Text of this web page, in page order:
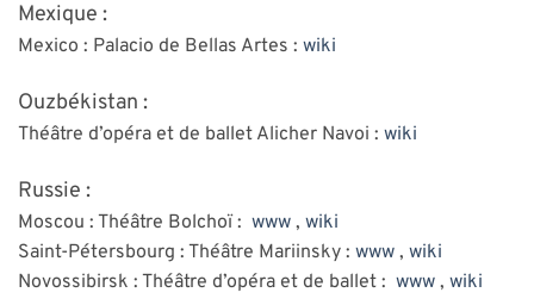
Mexique :
Mexico : Palacio de Bellas Artes : wiki
Ouzbékistan :
Théâtre d’opéra et de ballet Alicher Navoi : wiki
Russie :
Moscou : Théâtre Bolchoï : www , wiki
Saint-Pétersbourg : Théâtre Mariinsky : www , wiki
Novossibirsk : Théâtre d’opéra et de ballet : www , wiki